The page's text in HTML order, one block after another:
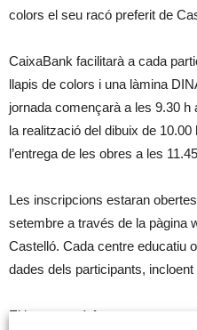
colors el seu racó preferit de
CaixaBank facilitarà a cada
llapis de colors i una làmina
jornada començarà a les 9.30 h
la realització del dibuix de
l’entrega de les obres a les
Les inscripcions estaran
setembre a través de la pàgina
Castelló. Cada centre educatiu
dades dels participants, incloent
El jurat estarà format per